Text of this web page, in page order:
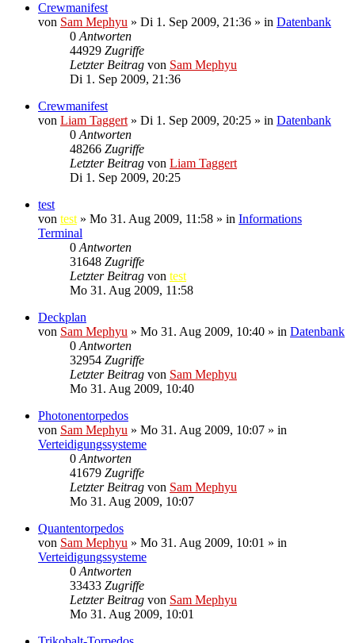
Crewmanifest
von Sam Mephyu » Di 1. Sep 2009, 21:36 » in Datenbank
0 Antworten
44929 Zugriffe
Letzter Beitrag von Sam Mephyu
Di 1. Sep 2009, 21:36
Crewmanifest
von Liam Taggert » Di 1. Sep 2009, 20:25 » in Datenbank
0 Antworten
48266 Zugriffe
Letzter Beitrag von Liam Taggert
Di 1. Sep 2009, 20:25
test
von test » Mo 31. Aug 2009, 11:58 » in Informations
Terminal
0 Antworten
31648 Zugriffe
Letzter Beitrag von test
Mo 31. Aug 2009, 11:58
Deckplan
von Sam Mephyu » Mo 31. Aug 2009, 10:40 » in Datenbank
0 Antworten
32954 Zugriffe
Letzter Beitrag von Sam Mephyu
Mo 31. Aug 2009, 10:40
Photonentorpedos
von Sam Mephyu » Mo 31. Aug 2009, 10:07 » in
Verteidigungssysteme
0 Antworten
41679 Zugriffe
Letzter Beitrag von Sam Mephyu
Mo 31. Aug 2009, 10:07
Quantentorpedos
von Sam Mephyu » Mo 31. Aug 2009, 10:01 » in
Verteidigungssysteme
0 Antworten
33433 Zugriffe
Letzter Beitrag von Sam Mephyu
Mo 31. Aug 2009, 10:01